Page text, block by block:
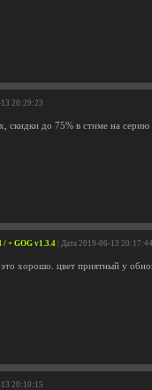
13 20:29:23
скидки до 75% в стиме на серию
/ + GOG v1.3.4 | Дата 2019-06-13 20:17:44
это хорошо. цвет приятный у
13 20:10:15